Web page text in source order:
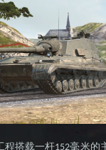
程搭载一杆152毫米的